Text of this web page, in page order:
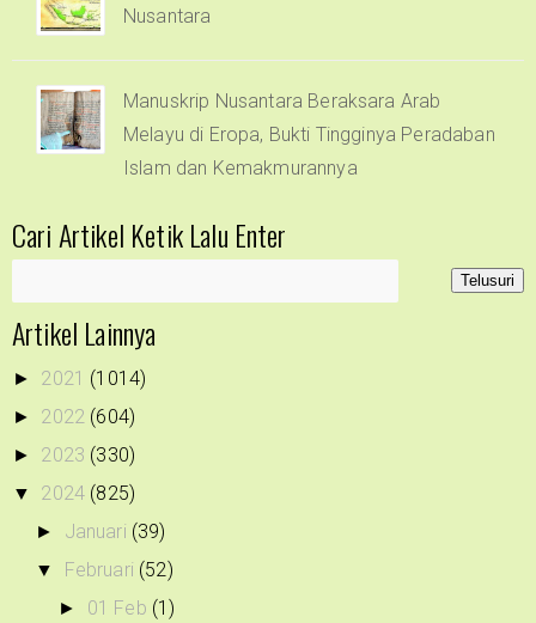
Nusantara
Manuskrip Nusantara Beraksara Arab
Melayu di Eropa, Bukti Tingginya Peradaban
Islam dan Kemakmurannya
Cari Artikel Ketik Lalu Enter
Artikel Lainnya
► 2021 (1014)
► 2022 (604)
► 2023 (330)
▼ 2024 (825)
► Januari (39)
▼ Februari (52)
► 01 Feb (1)